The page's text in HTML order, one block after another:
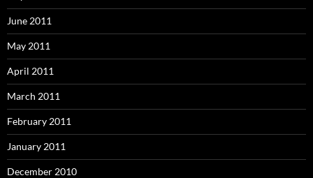
June 2011
May 2011
April 2011
March 2011
February 2011
January 2011
December 2010